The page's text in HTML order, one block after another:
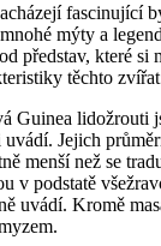
fascinující
mýty a
představ, které‌ si
těchto
Guinea lidožrouti
uvádí. Jejich
​menší než​ se
v podstatě
uvádí. Kromě